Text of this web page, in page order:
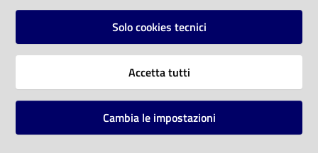
Vai alla pagina
Mappa del sito
Solo cookies tecnici
Accetta tutti
Cambia le impostazioni